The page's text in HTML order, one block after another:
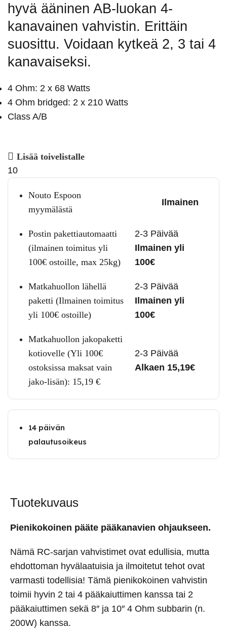
hyvä ääninen AB-luokan 4-
kanavainen vahvistin. Erittäin
suosittu. Voidaan kytkeä 2, 3 tai 4
kanavaiseksi.
4 Ohm: 2 x 68 Watts
4 Ohm bridged: 2 x 210 Watts
Class A/B
Lisää toivelistalle
10
Nouto Espoon
myymälästä
Ilmainen
Postin pakettiautomaatti
(ilmainen toimitus yli
100€ ostoille, max 25kg)
2-3 Päivää
Ilmainen yli
100€
Matkahuollon lähellä
paketti (Ilmainen toimitus
yli 100€ ostoille)
2-3 Päivää
Ilmainen yli
100€
Matkahuollon jakopaketti
kotiovelle (Yli 100€
ostoksissa maksat vain
jako-lisän): 15,19 €
2-3 Päivää
Alkaen 15,19€
14 päivän
palautusoikeus
Tuotekuvaus
Pienikokoinen pääte pääkanavien ohjaukseen.
Nämä RC-sarjan vahvistimet ovat edullisia, mutta
ehdottoman hyvälaatuisia ja ilmoitetut tehot ovat
varmasti todellisia! Tämä pienikokoinen vahvistin
toimii hyvin 2 tai 4 pääkaiuttimen kanssa tai 2
pääkaiuttimen sekä 8″ ja 10″ 4 Ohm subbarin (n.
200W) kanssa.